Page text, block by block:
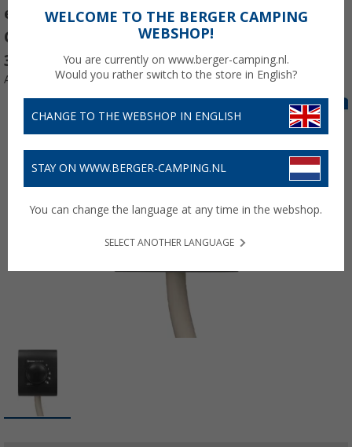
energiekeuzeschakelaar voor
Combikachels zwart Onderdeelnummer
34030-23300
Artikelnr: 889173
WELCOME TO THE BERGER CAMPING
WEBSHOP!
You are currently on www.berger-camping.nl.
Would you rather switch to the store in English?
CHANGE TO THE WEBSHOP IN ENGLISH
STAY ON WWW.BERGER-CAMPING.NL
You can change the language at any time in the webshop.
SELECT ANOTHER LANGUAGE